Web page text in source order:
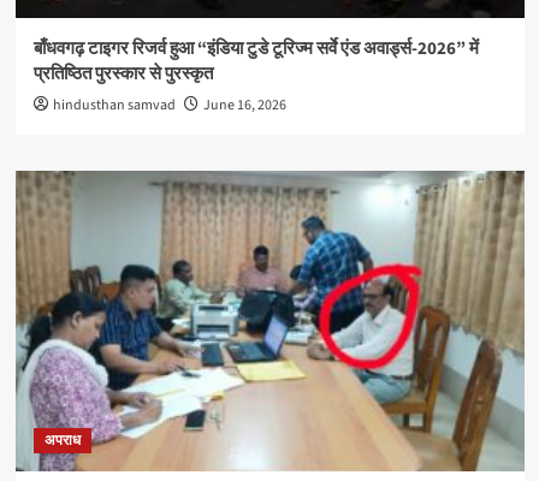
बाँधवगढ़ टाइगर रिजर्व हुआ “इंडिया टुडे टूरिज्म सर्वे एंड अवार्ड्स-2026” में
प्रतिष्ठित पुरस्कार से पुरस्कृत
hindusthan samvad June 16, 2026
अपराध